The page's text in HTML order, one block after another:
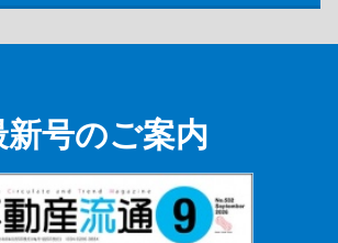
新号のご案内